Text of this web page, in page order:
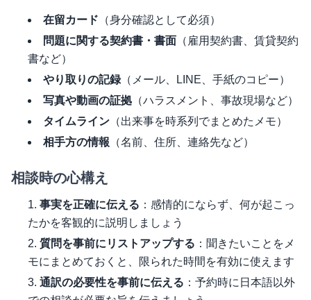
在留カード （身分確認として必須）
問題に関する契約書・書面 （雇用契約書、賃貸契約
書など）
やり取りの記録（メール、LINE、手紙のコピー）
写真や動画の証拠 （ハラスメント、事故現場など）
タイムライン （出来事を時系列でまとめたメモ）
相手方の情報 （名前、住所、連絡先など）
相談時の心構え
事実を正確に伝える ：感情的にならず、何が起こっ
たかを客観的に説明しましょう
質問を事前にリストアップする ：聞きたいことをメ
モにまとめておくと、限られた時間を有効に使えます
通訳の必要性を事前に伝える ：予約時に日本語以外